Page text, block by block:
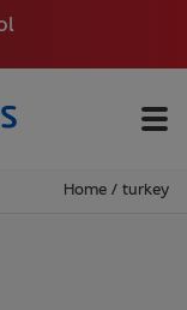
Home/ turkey